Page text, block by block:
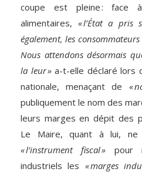
coupe est pleine : face
alimentaires, « l’État a pris
également, les
Nous attendons désormais
la leur »a-t-elle déclaré lors
nationale, menaçant de «
publiquement le nom des
leurs marges en dépit des
Le Maire, quant à lui, ne
« l’instrument fiscal » pour
industriels les « marges